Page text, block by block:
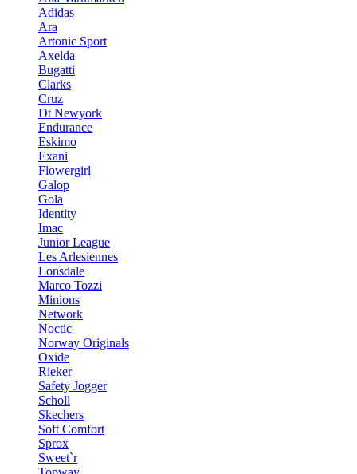
Adidas
Ara
Artonic Sport
Axelda
Bugatti
Clarks
Cruz
Dt Newyork
Endurance
Eskimo
Exani
Flowergirl
Galop
Gola
Identity
Imac
Junior League
Les Arlesiennes
Lonsdale
Marco Tozzi
Minions
Network
Noctic
Norway Originals
Oxide
Rieker
Safety Jogger
Scholl
Skechers
Soft Comfort
Sprox
Sweet`r